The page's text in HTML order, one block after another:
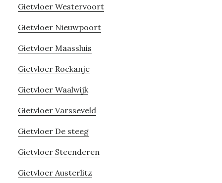
Gietvloer Westervoort
Gietvloer Nieuwpoort
Gietvloer Maassluis
Gietvloer Rockanje
Gietvloer Waalwijk
Gietvloer Varsseveld
Gietvloer De steeg
Gietvloer Steenderen
Gietvloer Austerlitz